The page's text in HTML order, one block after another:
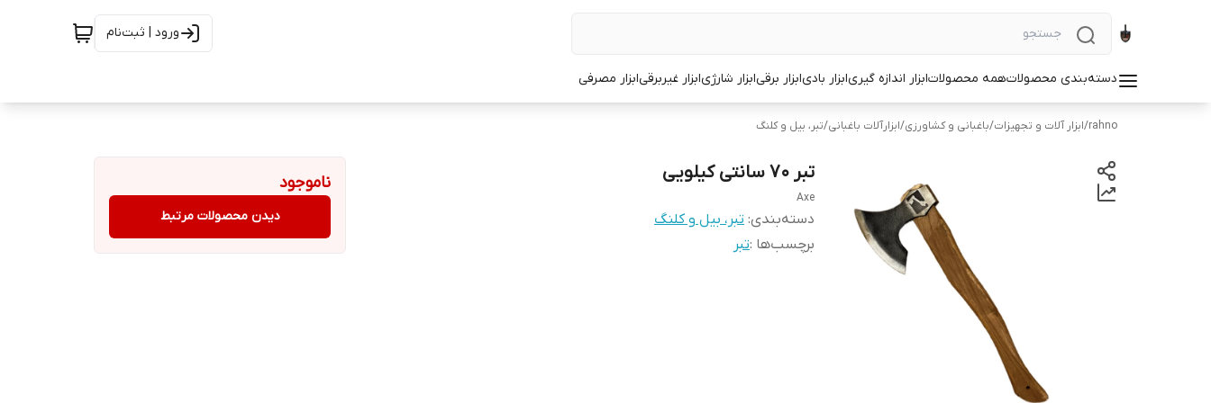
ورود | ثبت‌نام
دسته‌بندی محصولاتهمه محصولاتابزار اندازه گیریابزار بادیابزار برقیابزار شارژیابزار غیربرقیابزار مصرفی
rahno
/ابزار آلات و تجهیزات/باغبانی و کشاورزی/ابزارآلات باغبانی/تبر، بیل و کلنگ
تبر ۷۰ سانتی کیلویی
Axe
دسته‌بندی: تبر، بیل و کلنگ
برچسب‌ها :تبر
ناموجود
دیدن محصولات مرتبط